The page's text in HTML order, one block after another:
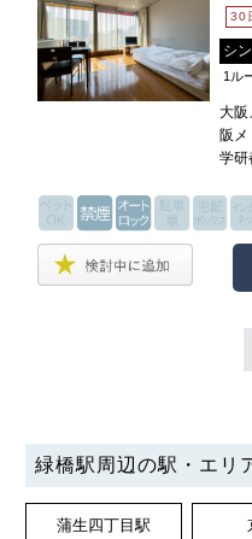
30
シ
1ル
大阪
阪
学研
緑橋駅周辺の駅・エリ
蒲生四丁目駅